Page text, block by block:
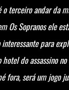
terceiro andar da
Os Sopranos ele
para
do assassino
fora, será um jogo